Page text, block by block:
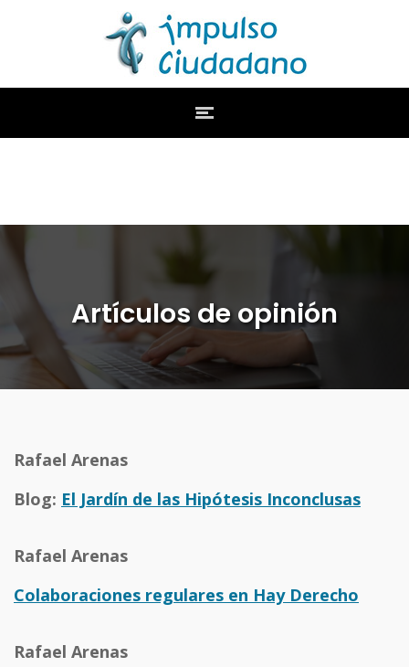
Artículos de opinión
Rafael Arenas
Blog: El Jardín de las Hipótesis Inconclusas
Rafael Arenas
Colaboraciones regulares en Hay Derecho
Rafael Arenas